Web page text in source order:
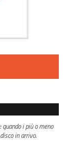
i più o meno
in arrivo.